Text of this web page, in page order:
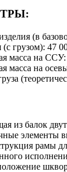
(в
грузом): 47
масса на ССУ:
масса на
из балок
рамы